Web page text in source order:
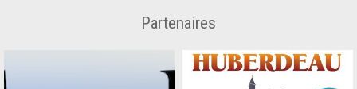
Partenaires